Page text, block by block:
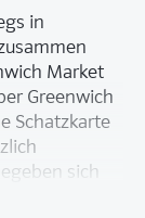
in
Market
Greenwich
Schatzkarte
sich